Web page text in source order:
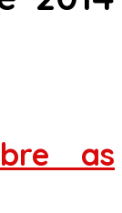
as